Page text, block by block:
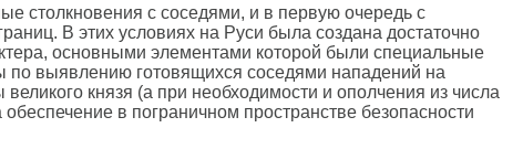
столкновения с соседями, и в первую очередь с
В этих условиях на Руси была создана достаточно
основными элементами которой были специальные
выявлению готовящихся соседями нападений на
князя (а при необходимости и ополчения из числа
в пограничном пространстве безопасности